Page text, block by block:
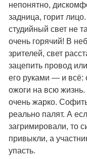
непонятно,
задница, горит
студийный свет не
очень горячий! В
зрителей, свет
зацепить провод
его руками — и всё:
ожоги на всю жизнь.
очень жарко.
реально палят. А
загримировали, то
привыкли, а
упасть.